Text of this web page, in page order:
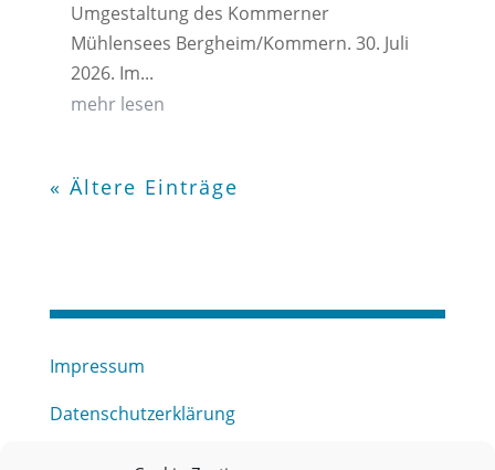
Umgestaltung des Kommerner
Mühlensees Bergheim/Kommern. 30. Juli
2026. Im...
mehr lesen
« Ältere Einträge
Impressum
Datenschutzerklärung
Haftungsausschluss